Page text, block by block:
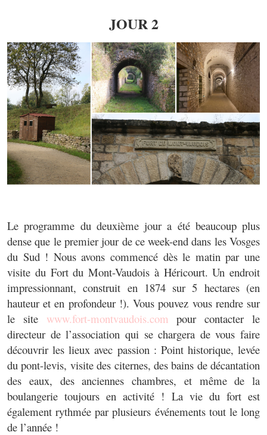
JOUR 2
Le programme du deuxième jour a été beaucoup plus
dense que le premier jour de ce week-end dans les Vosges
du Sud ! Nous avons commencé dès le matin par une
visite du Fort du Mont-Vaudois à Héricourt. Un endroit
impressionnant, construit en 1874 sur 5 hectares (en
hauteur et en profondeur !). Vous pouvez vous rendre sur
le site www.fort-montvaudois.com pour contacter le
directeur de l’association qui se chargera de vous faire
découvrir les lieux avec passion : Point historique, levée
du pont-levis, visite des citernes, des bains de décantation
des eaux, des anciennes chambres, et même de la
boulangerie toujours en activité ! La vie du fort est
également rythmée par plusieurs événements tout le long
de l’année !